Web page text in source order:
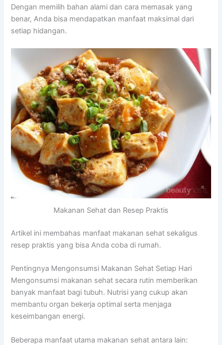
Dengan memilih bahan alami dan cara memasak yang
benar, Anda bisa mendapatkan manfaat maksimal dari
setiap hidangan.
Makanan Sehat dan Resep Praktis
Artikel ini membahas manfaat makanan sehat sekaligus
resep praktis yang bisa Anda coba di rumah.
Pentingnya Mengonsumsi Makanan Sehat Setiap Hari
Mengonsumsi makanan sehat secara rutin memberikan
banyak manfaat bagi tubuh. Nutrisi yang cukup akan
membantu organ bekerja optimal serta menjaga
keseimbangan energi.
Beberapa manfaat utama makanan sehat antara lain: